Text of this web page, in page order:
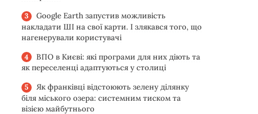
Google Earth запустив можливість
накладати ШІ на свої карти. І злякався того, що
нагенерували користувачі
ВПО в Києві: які програми для них діють та
як переселенці адаптуються у столиці
Як франківці відстоюють зелену ділянку
біля міського озера: системним тиском та
візією майбутнього